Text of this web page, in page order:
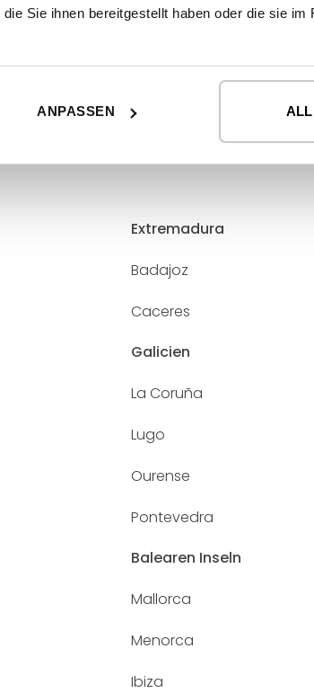
Sie ihnen bereitgestellt haben oder die sie im
ANPASSEN
die Implantation von Häusern
Informationen oder Fotos in
Extremadura
Badajoz
Caceres
Galicien
La Coruña
Lugo
Ourense
Pontevedra
Balearen Inseln
Mallorca
Menorca
Ibiza